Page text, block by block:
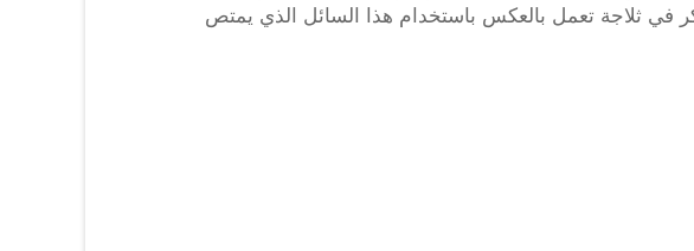
في ثلاجة تعمل بالعكس باستخدام هذا السائل الذي يمتص